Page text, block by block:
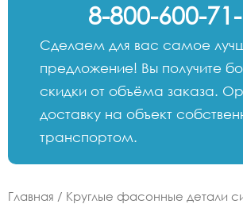
8-800-600-
Сделаем для вас самое
предложение! Вы получите
скидки от объёма заказа.
доставку на объект
транспортом.
Главная / Круглые фасонные детали